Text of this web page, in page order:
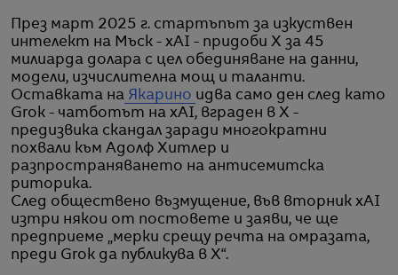
През март 2025 г. стартъпът за изкуствен
интелект на Мъск - xAI - придоби X за 45
милиарда долара с цел обединяване на данни,
модели, изчислителна мощ и таланти.
Оставката на Якарино идва само ден след като
Grok - чатботът на xAI, вграден в X -
предизвика скандал заради многократни
похвали към Адолф Хитлер и
разпространяването на антисемитска
риторика.
След обществено възмущение, във вторник xAI
изтри някои от постовете и заяви, че ще
предприеме „мерки срещу речта на омразата,
преди Grok да публикува в X“.